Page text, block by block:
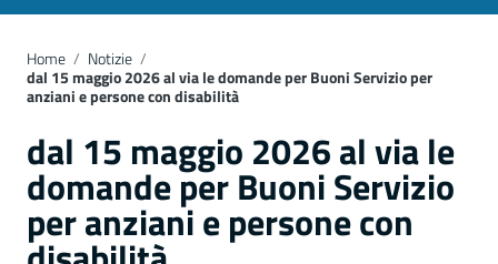
Home / Notizie /
dal 15 maggio 2026 al via le domande per Buoni Servizio per
anziani e persone con disabilità
dal 15 maggio 2026 al via le
domande per Buoni Servizio
per anziani e persone con